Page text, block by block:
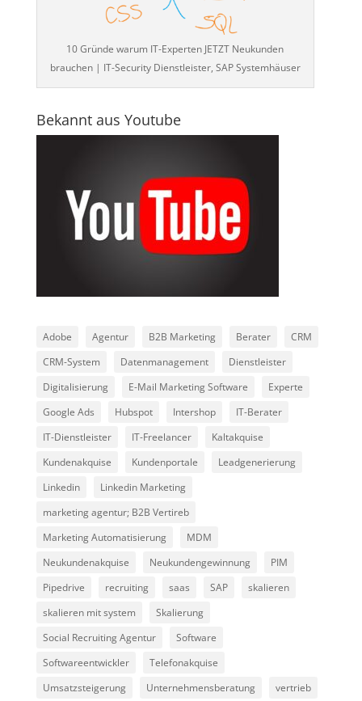
10 Gründe warum IT-Experten JETZT Neukunden
brauchen | IT-Security Dienstleister, SAP Systemhäuser
Bekannt aus Youtube
Adobe Agentur B2B Marketing Berater
CRM
CRM-System
Datenmanagement
Dienstleister
Digitalisierung
E-Mail Marketing Software
Experte
Google Ads
Hubspot Intershop
IT-Berater
IT-Dienstleister
IT-Freelancer
Kaltakquise
Kundenakquise
Kundenportale
Leadgenerierung
Linkedin
Linkedin Marketing
marketing agentur; B2B Vertireb
Marketing Automatisierung
MDM
Neukundenakquise
Neukundengewinnung
PIM
Pipedrive
recruiting saas SAP
skalieren
skalieren mit system
Skalierung
Social Recruiting Agentur
Software
Softwareentwickler
Telefonakquise
Umsatzsteigerung
Unternehmensberatung
vertrieb